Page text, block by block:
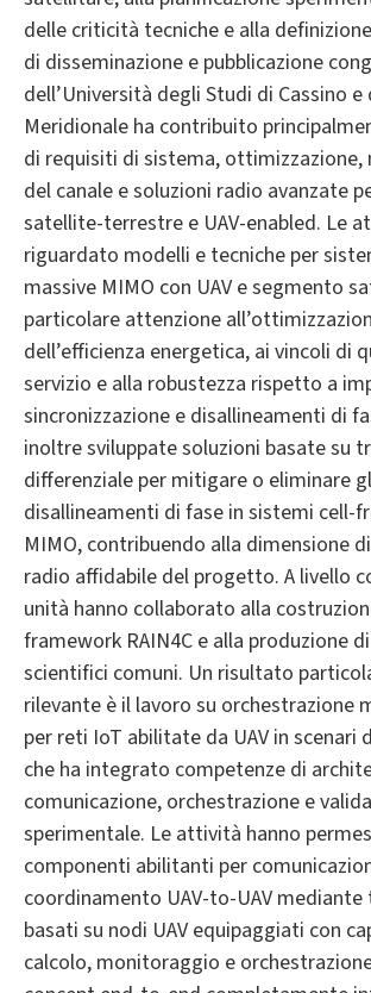
delle criticità tecniche e alla
di disseminazione e pubblicazione
dell’Università degli Studi di Cassino e
Meridionale ha contribuito
di requisiti di sistema, ottimizzazione,
del canale e soluzioni radio avanzate
satellite-terrestre e UAV-enabled. Le
riguardato modelli e tecniche per
massive MIMO con UAV e segmento
particolare attenzione
dell’efficienza energetica, ai vincoli di
servizio e alla robustezza rispetto a
sincronizzazione e disallineamenti di
inoltre sviluppate soluzioni basate su
differenziale per mitigare o eliminare
disallineamenti di fase in sistemi cell-
MIMO, contribuendo alla dimensione
radio affidabile del progetto. A livello
unità hanno collaborato alla
framework RAIN4C e alla produzione
scientifici comuni. Un risultato
rilevante è il lavoro su orchestrazione
per reti IoT abilitate da UAV in scenari
che ha integrato competenze di
comunicazione, orchestrazione e
sperimentale. Le attività hanno
componenti abilitanti per
coordinamento UAV-to-UAV
basati su nodi UAV equipaggiati con
calcolo, monitoraggio e